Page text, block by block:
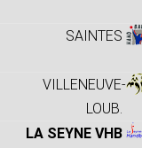
SAINTES
VILLENEUVE-
LOUB.
LA SEYNE VHB